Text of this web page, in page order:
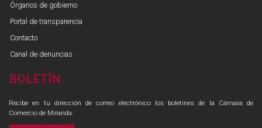
Órganos de gobierno
Portal de transparencia
Contacto
Canal de denuncias
BOLETÍN
Recibe en tu dirección de correo electrónico los boletines de la Cámara de
Comercio de Miranda.